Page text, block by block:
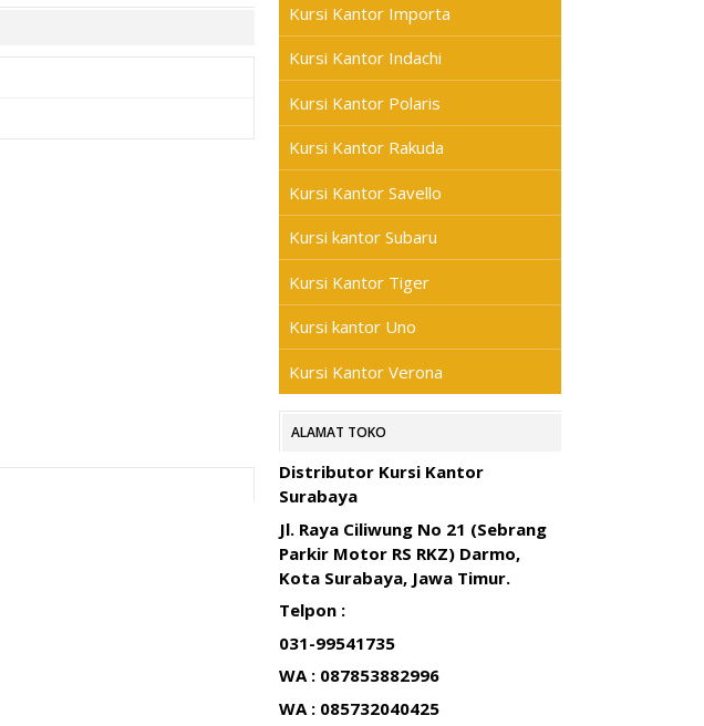
Kursi Kantor Importa
Kursi Kantor Indachi
Kursi Kantor Polaris
Kursi Kantor Rakuda
Kursi Kantor Savello
Kursi kantor Subaru
Kursi Kantor Tiger
Kursi kantor Uno
Kursi Kantor Verona
ALAMAT TOKO
Distributor Kursi Kantor
Surabaya
Jl. Raya Ciliwung No 21 (Sebrang
Parkir Motor RS RKZ) Darmo,
Kota Surabaya, Jawa Timur.
Telpon :
031-99541735
WA : 087853882996
WA : 085732040425